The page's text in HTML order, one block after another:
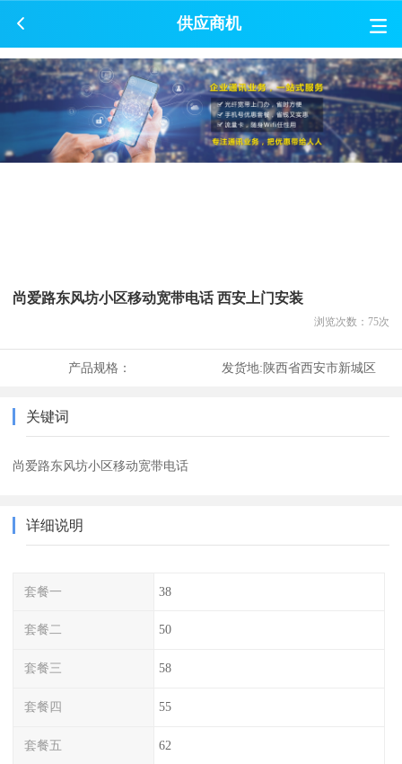
供应商机
尚爱路东风坊小区移动宽带电话 西安上门安装
浏览次数： 75次
产品规格： 发货地:陕西省西安市新城区
关键词
尚爱路东风坊小区移动宽带电话
详细说明
套餐一 38
套餐二 50
套餐三 58
套餐四 55
套餐五 62